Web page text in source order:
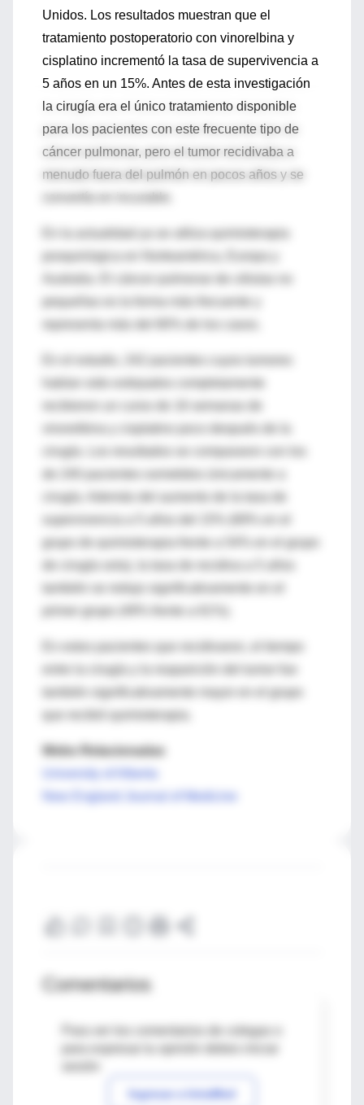
Unidos. Los resultados muestran que el
tratamiento postoperatorio con vinorelbina y
cisplatino incrementó la tasa de supervivencia a
5 años en un 15%. Antes de esta investigación
la cirugía era el único tratamiento disponible
para los pacientes con este frecuente tipo de
cáncer pulmonar, pero el tumor recidivaba a
menudo fuera del pulmón en pocos años y se
En la actualidad ya se utiliza quimioterapia
posquirúrgica en Norteamérica, Europa y
pequeñas es la forma más frecuente y
cirugía. Los resultados se compararon con los
cirugía. Además del aumento de la tasa de
supervivencia a 5 años del 15% (69% en el
grupo de quimioterapia frente a 54% en el grupo
de cirugía sola), la tasa de recidiva a 5 años
también se redujo significativamente en el
primer grupo (49% frente a 61%).
En estos pacientes que recidivaron, el tiempo
entre la cirugía y la reaparición del tumor fue
también significativamente mayor en el grupo
que recibió quimioterapia.
Webs Relacionadas
New England Journal of Medicine
Comentarios
Para ver los comentarios de colegas o
Ingresar a IntraMed